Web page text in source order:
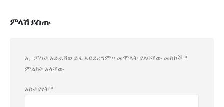
ምላሽ ይስጡ
ኢ-ፖስታ አድራሻወ ይፋ አይደረግም። መሞላት ያለባቸው መስኮች *
ምልክት አላቸው
አስተያየት *